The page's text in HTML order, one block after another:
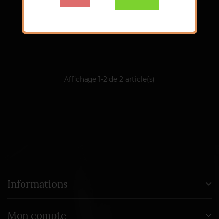
Affichage 1-2 de 2 article(s)
Informations
Mon compte